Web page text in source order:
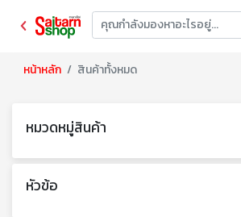
หน้าหลัก สินค้าทั้งหมด
หมวดหมู่สินค้า
หัวข้อ